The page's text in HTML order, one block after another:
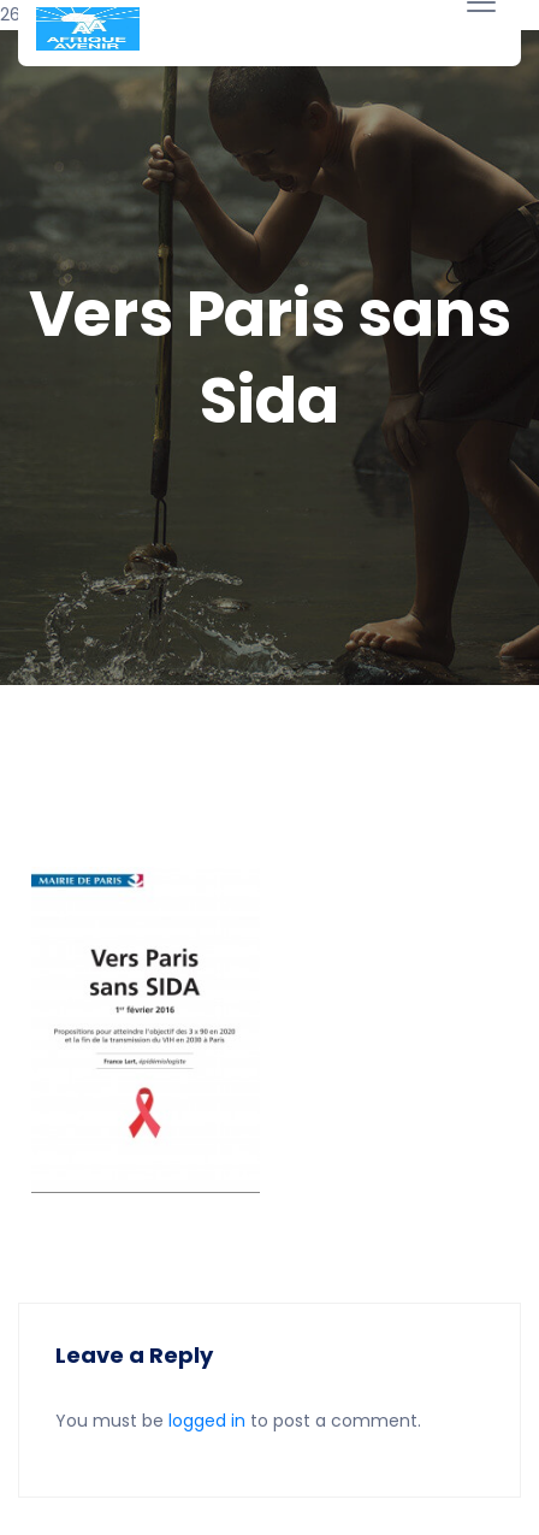
26 mars 2016
Vers Paris sans
Sida
Leave a Reply
You must be logged in to post a comment.